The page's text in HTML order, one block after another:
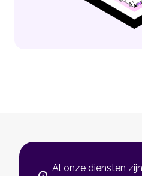
Al onze diensten